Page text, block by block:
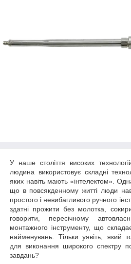
У наше століття високих
людина використовує складні
яких навіть мають «інтелектом».
що в повсякденному житті люди
простого і невибагливого ручного
здатні прожити без молотка,
говорити, пересічному
монтажного інструменту, що
найменувань. Тільки уявіть, який
для виконання широкого спектру
завдань?